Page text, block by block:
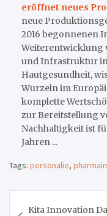
eröffnet neues
neue
2016 begonnenen
Weiterentwicklung
und Infrastruktur
Hautgesundheit,
Wurzeln im
komplette
zur Bereitstellung
Nachhaltigkeit ist
Jahren ...
Tags: personalie,
Kita Innovation